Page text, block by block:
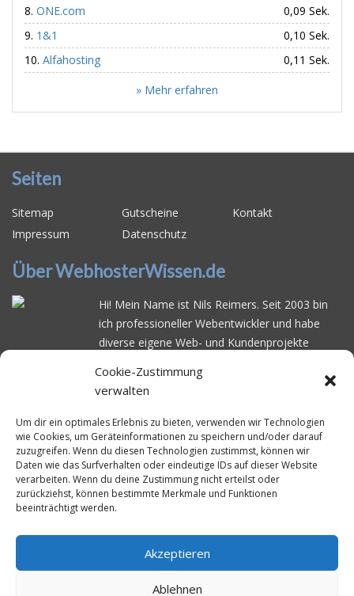
Cookie-Zustimmung
verwalten
Um dir ein optimales Erlebnis zu bieten, verwenden wir Technologien
wie Cookies, um Geräteinformationen zu speichern und/oder darauf
zuzugreifen. Wenn du diesen Technologien zustimmst, können wir
Daten wie das Surfverhalten oder eindeutige IDs auf dieser Website
verarbeiten. Wenn du deine Zustimmung nicht erteilst oder
zurückziehst, können bestimmte Merkmale und Funktionen
beeinträchtigt werden.
Akzeptieren
Ablehnen
ONE.com
0,09 Sek.
1&1
0,10 Sek.
Alfahosting
0,11 Sek.
» Mehr erfahren
Seiten
Sitemap Gutscheine
Kontakt
Impressum
Datenschutz
Über WebhosterWissen.de
Hi! Mein Name ist Nils Reimers. Seit 2003 bin
ich professioneller Webentwickler und habe
diverse eigene Web- und Kundenprojekte
schwierig ist gutes Webhosting zu finden: Bei
vielen Anbietern ärgert man sich über
Serverausfälleoder überlangsame
Ladezeiten. Deswegen habe ich im Mai 2016
angefangen, die bekanntesten Webhoster
systematisch zu testen und deren
Erreichbarkeit und Ladezeit für eine typische
Website basierend auf dem beliebten CMS-
System WordPress zu protokollieren. Auf
WebhosterWissen.de werte ich diese
Messungen kontinuierlich aus und gebe euch
unabhängige Empfehlungen für den idealen